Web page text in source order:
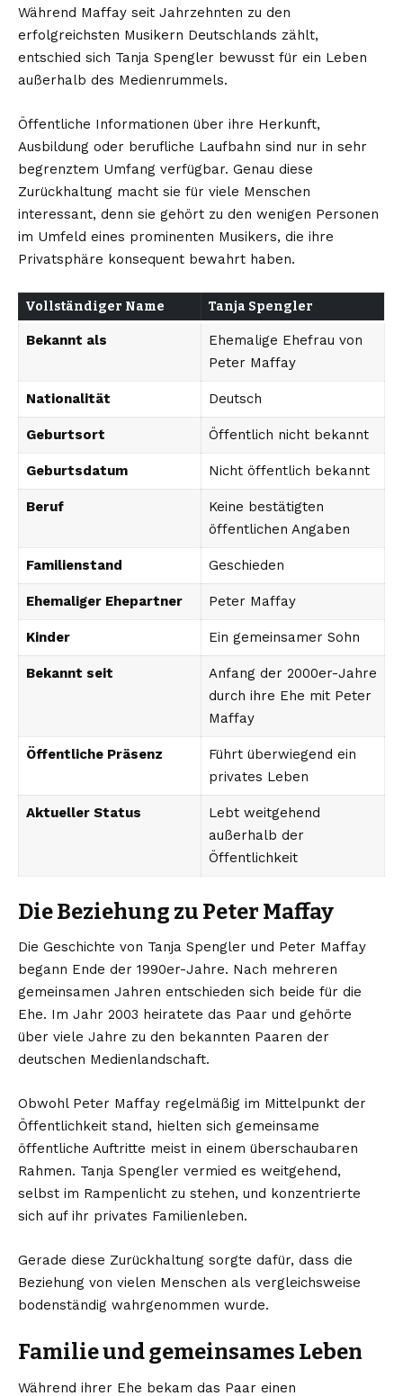
Während Maffay seit Jahrzehnten zu den
erfolgreichsten Musikern Deutschlands zählt,
entschied sich Tanja Spengler bewusst für ein Leben
außerhalb des Medienrummels.
Öffentliche Informationen über ihre Herkunft,
Ausbildung oder berufliche Laufbahn sind nur in sehr
begrenztem Umfang verfügbar. Genau diese
Zurückhaltung macht sie für viele Menschen
interessant, denn sie gehört zu den wenigen Personen
im Umfeld eines prominenten Musikers, die ihre
Privatsphäre konsequent bewahrt haben.
Vollständiger Name Tanja Spengler
Bekannt als
Ehemalige Ehefrau von
Peter Maffay
Nationalität Deutsch
Geburtsort Öffentlich nicht bekannt
Geburtsdatum Nicht öffentlich bekannt
Beruf
Keine bestätigten
öffentlichen Angaben
Familienstand Geschieden
Ehemaliger Ehepartner Peter Maffay
Kinder Ein gemeinsamer Sohn
Bekannt seit
Anfang der 2000er-Jahre
durch ihre Ehe mit Peter
Maffay
Öffentliche Präsenz
Führt überwiegend ein
privates Leben
Aktueller Status
Lebt weitgehend
außerhalb der
Öffentlichkeit
Die Beziehung zu Peter Maffay
Die Geschichte von Tanja Spengler und Peter Maffay
begann Ende der 1990er-Jahre. Nach mehreren
gemeinsamen Jahren entschieden sich beide für die
Ehe. Im Jahr 2003 heiratete das Paar und gehörte
über viele Jahre zu den bekannten Paaren der
deutschen Medienlandschaft.
Obwohl Peter Maffay regelmäßig im Mittelpunkt der
Öffentlichkeit stand, hielten sich gemeinsame
öffentliche Auftritte meist in einem überschaubaren
Rahmen. Tanja Spengler vermied es weitgehend,
selbst im Rampenlicht zu stehen, und konzentrierte
sich auf ihr privates Familienleben.
Gerade diese Zurückhaltung sorgte dafür, dass die
Beziehung von vielen Menschen als vergleichsweise
bodenständig wahrgenommen wurde.
Familie und gemeinsames Leben
Während ihrer Ehe bekam das Paar einen